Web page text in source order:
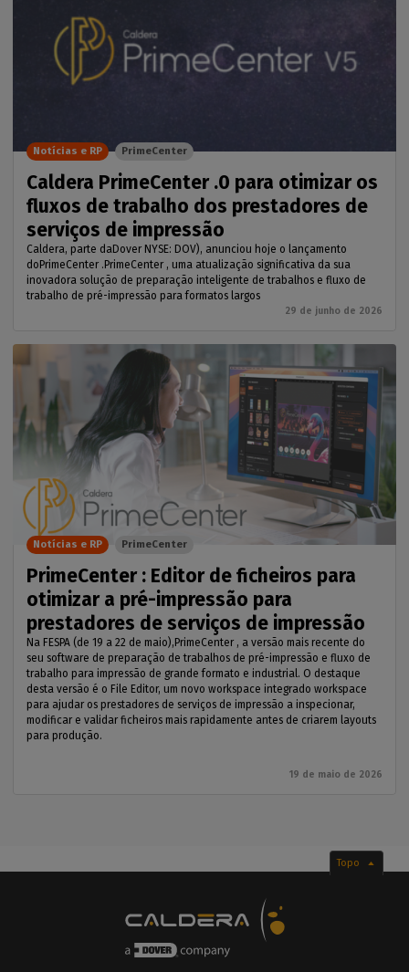
Caldera PrimeCenter .0 para otimizar os
fluxos de trabalho dos prestadores de
serviços de impressão
Caldera, parte daDover NYSE: DOV), anunciou hoje o lançamento
doPrimeCenter .PrimeCenter , uma atualização significativa da sua
inovadora solução de preparação inteligente de trabalhos e fluxo de
trabalho de pré-impressão para formatos largos
29 de junho de 2026
Notícias e RP PrimeCenter
PrimeCenter : Editor de ficheiros para
otimizar a pré-impressão para
prestadores de serviços de impressão
Na FESPA (de 19 a 22 de maio),PrimeCenter , a versão mais recente do
seu software de preparação de trabalhos de pré-impressão e fluxo de
trabalho para impressão de grande formato e industrial. O destaque
desta versão é o File Editor, um novo workspace integrado workspace
para ajudar os prestadores de serviços de impressão a inspecionar,
modificar e validar ficheiros mais rapidamente antes de criarem layouts
para produção.
19 de maio de 2026
Notícias e RP PrimeCenter
Topo